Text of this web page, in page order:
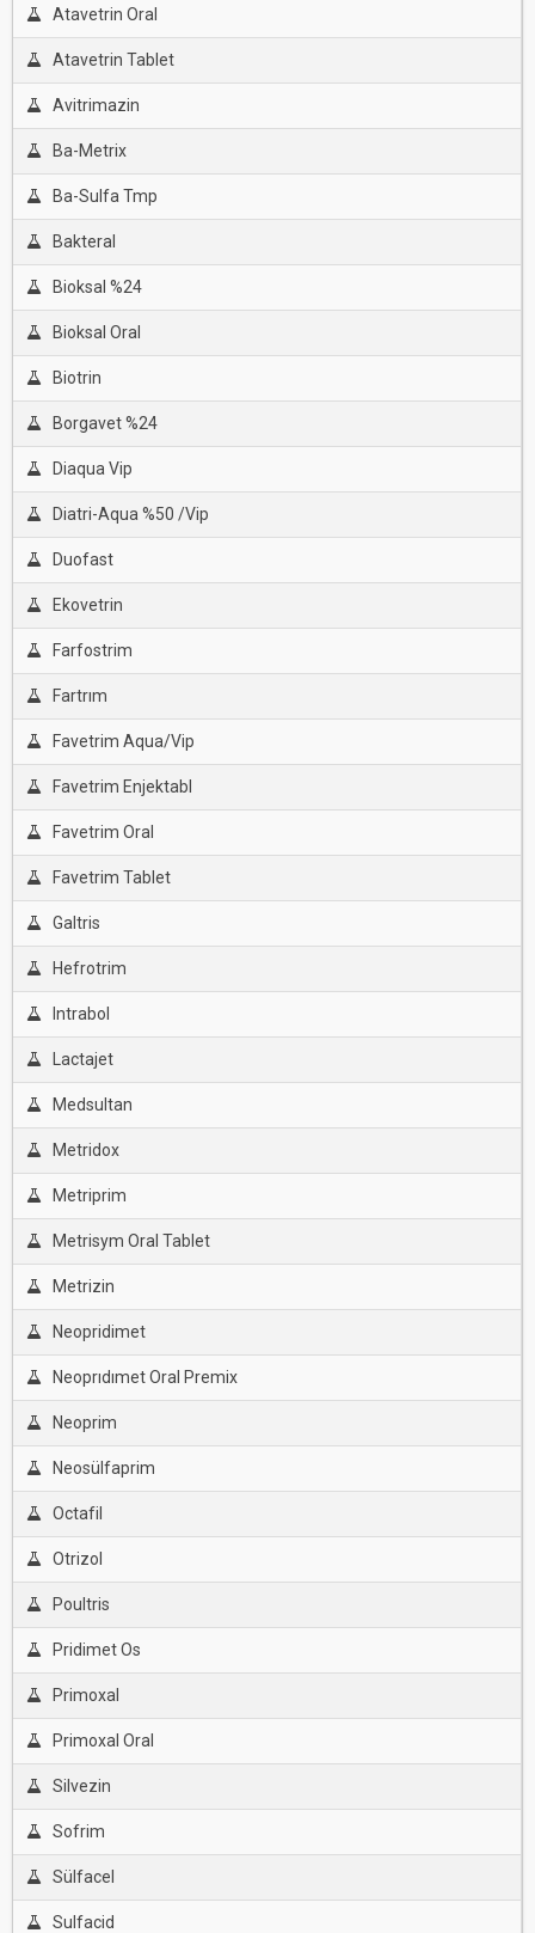
Atavetrin Oral
Atavetrin Tablet
Avitrimazin
Ba-Metrix
Ba-Sulfa Tmp
Bakteral
Bioksal %24
Bioksal Oral
Biotrin
Borgavet %24
Diaqua Vip
Diatri-Aqua %50 /Vip
Duofast
Ekovetrin
Farfostrim
Fartrım
Favetrim Aqua/Vip
Favetrim Enjektabl
Favetrim Oral
Favetrim Tablet
Galtris
Hefrotrim
Intrabol
Lactajet
Medsultan
Metridox
Metriprim
Metrisym Oral Tablet
Metrizin
Neopridimet
Neoprıdımet Oral Premix
Neoprim
Neosülfaprim
Octafil
Otrizol
Poultris
Pridimet Os
Primoxal
Primoxal Oral
Silvezin
Sofrim
Sülfacel
Sulfacid